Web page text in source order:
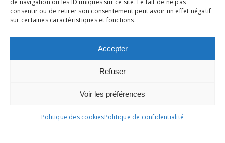
de navigation ou les ID uniques sur ce site. Le fait de ne pas
consentir ou de retirer son consentement peut avoir un effet négatif
sur certaines caractéristiques et fonctions.
Accepter
Refuser
Voir les préférences
Politique des cookiesPolitique de confidentialité